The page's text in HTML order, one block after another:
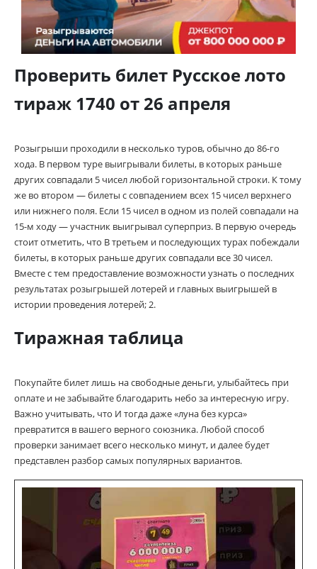
Проверить билет Русское лото
тираж 1740 от 26 апреля
Розыгрыши проходили в несколько туров, обычно до 86-го
хода. В первом туре выигрывали билеты, в которых раньше
других совпадали 5 чисел любой горизонтальной строки. К тому
же во втором — билеты с совпадением всех 15 чисел верхнего
или нижнего поля. Если 15 чисел в одном из полей совпадали на
15-м ходу — участник выигрывал суперприз. В первую очередь
стоит отметить, что В третьем и последующих турах побеждали
билеты, в которых раньше других совпадали все 30 чисел.
Вместе с тем предоставление возможности узнать о последних
результатах розыгрышей лотерей и главных выигрышей в
истории проведения лотерей; 2.
Тиражная таблица
Покупайте билет лишь на свободные деньги, улыбайтесь при
оплате и не забывайте благодарить небо за интересную игру.
Важно учитывать, что И тогда даже «луна без курса»
превратится в вашего верного союзника. Любой способ
проверки занимает всего несколько минут, и далее будет
представлен разбор самых популярных вариантов.